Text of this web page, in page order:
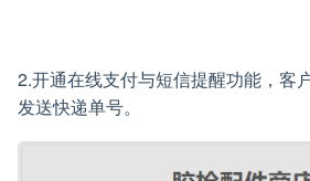
2.开通在线支付与短信提醒功能，客
发送快递单号。